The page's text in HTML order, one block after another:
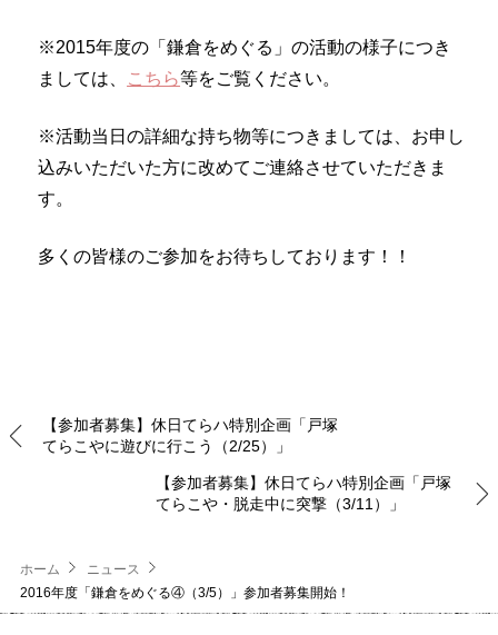
※2015年度の「鎌倉をめぐる」の活動の様子につき
ましては、
こちら等をご覧ください。
※活動当日の詳細な持ち物等につきましては、お申し
込みいただいた方に改めてご連絡させていただきま
す。
多くの皆様のご参加をお待ちしております！！
【参加者募集】休日てらハ特別企画「戸塚
てらこやに遊びに行こう（2/25）」
【参加者募集】休日てらハ特別企画「戸塚
てらこや・脱走中に突撃（3/11）」
ホーム
ニュース
2016年度「鎌倉をめぐる④（3/5）」参加者募集開始！